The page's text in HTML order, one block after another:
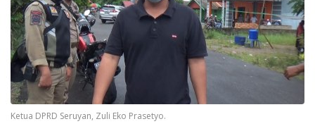
Ketua DPRD Seruyan, Zuli Eko Prasetyo.